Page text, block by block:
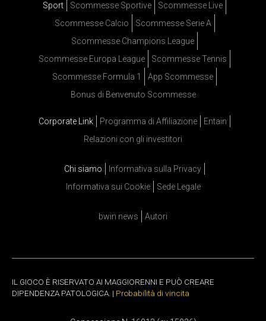
Sport Scommesse Sportive
Scommesse Live
Scommesse Calcio
Scommesse Serie A
Scommesse Champions League
Scommesse Europa League
Scommesse Tennis
Scommesse Formula 1
App Scommesse
Bonus di Benvenuto Scommesse
Corporate Link Programma di Affiliazione
Entain
Relazioni con gli investitori
Chi siamo
Informativa sulla Privacy
Informativa sui Cookie
Sede Legale
bwin news Autori
IL GIOCO È RISERVATO AI MAGGIORENNI E PUÒ CREARE
DIPENDENZA PATOLOGICA. | Probabilità di vincita